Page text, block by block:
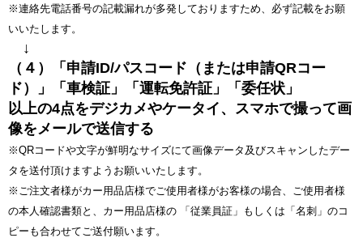
※連絡先電話番号の記載漏れが多発しておりますため、必ず記載をお願
いいたします。
↓
（４）「申請ID/パスコード（または申請QRコー
ド）」「車検証」「運転免許証」「委任状」
以上の4点をデジカメやケータイ、スマホで撮って画
像をメールで送信する
※QRコードや文字が鮮明なサイズにて画像データ及びスキャンしたデー
タを送付頂けますようお願いいたします。
※ご注文者様がカー用品店様でご使用者様がお客様の場合、ご使用者様
の本人確認書類と、カー用品店様の 「従業員証」もしくは「名刺」のコ
ピーも合わせてご送付願います。